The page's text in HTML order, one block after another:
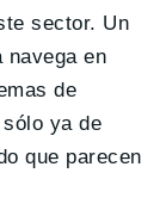
sector. Un
navega en
de
ya de
que parecen